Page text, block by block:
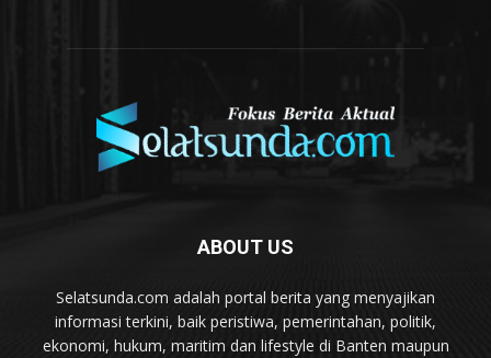
ABOUT US
Selatsunda.com adalah portal berita yang menyajikan
informasi terkini, baik peristiwa, pemerintahan, politik,
ekonomi, hukum, maritim dan lifestyle di Banten maupun